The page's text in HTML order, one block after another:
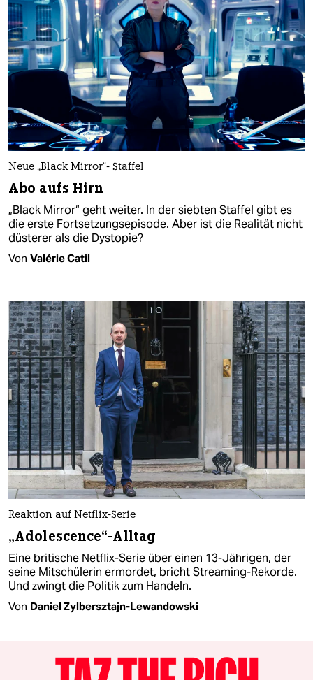
Neue „Black Mirror“- Staffel
Abo aufs Hirn
„Black Mirror“ geht weiter. In der siebten Staffel gibt es
die erste Fortsetzungsepisode. Aber ist die Realität nicht
düsterer als die Dystopie?
Von Valérie Catil
Reaktion auf Netflix-Serie
„Adolescence“-Alltag
Eine britische Netflix-Serie über einen 13-Jährigen, der
seine Mitschülerin ermordet, bricht Streaming-Rekorde.
Und zwingt die Politik zum Handeln.
Von Daniel Zylbersztajn-Lewandowski